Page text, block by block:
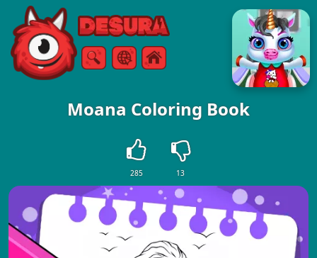
Free Online Games
Sök Meny
Moana Coloring Book
285 13